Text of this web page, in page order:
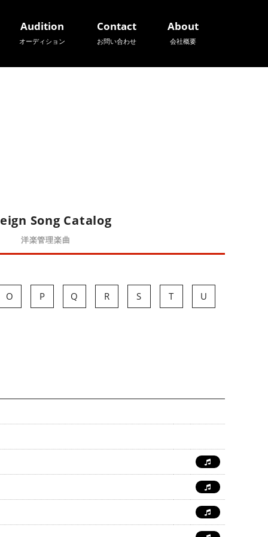
Audition
オーディション
Contact
お問い合わせ
About
会社概要
Song Catalog
洋楽管理楽曲
O P Q R S T U